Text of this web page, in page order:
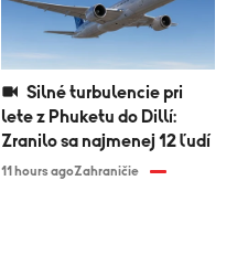
lete z Phuketu do Dillí:
Zranilo sa najmenej 12 ľudí
11 hours agoZahraničie